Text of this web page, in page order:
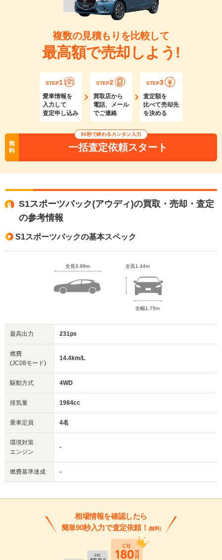
複数の見積もりを比較して
最高額で売却しよう!
STEP1
愛車情報を
入力して
査定申し込み
STEP2
買取店から
電話、メール
でご連絡
STEP3
査定額を
比べて売却先
を決める
無
料
90秒で終わるカンタン入力
一括査定依頼スタート
S1スポーツバック(アウディ)の買取・売却・査定
の参考情報
S1スポーツバックの基本スペック
全長3.99m 全高1.44m
全幅1.75m
最高出力 231ps
燃費
(JC08モード)
14.4km/L
駆動方式 4WD
排気量 1984cc
乗車定員 4名
環境対策
エンジン
-
燃費基準達成 -
相場情報を確認したら
簡単90秒入力で査定依頼！ (無料)